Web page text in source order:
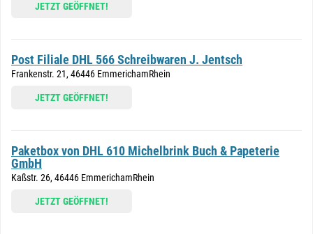
JETZT GEÖFFNET!
Post Filiale DHL 566 Schreibwaren J. Jentsch
Frankenstr. 21, 46446 EmmerichamRhein
JETZT GEÖFFNET!
Paketbox von DHL 610 Michelbrink Buch & Papeterie
GmbH
Kaßstr. 26, 46446 EmmerichamRhein
JETZT GEÖFFNET!